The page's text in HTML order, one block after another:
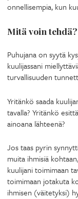
onnellisempia, kun
Mitä voin tehdä?
Puhujana on syytä
kuulijassani
turvallisuuden
Yritänkö saada
tavalla? Yritänkö
ainoana lähteenä?
Jos taas pyrin
muita ihmisiä
kuulijani toimimaan
toimimaan jotakuta
ihmisen (väitetyksi)